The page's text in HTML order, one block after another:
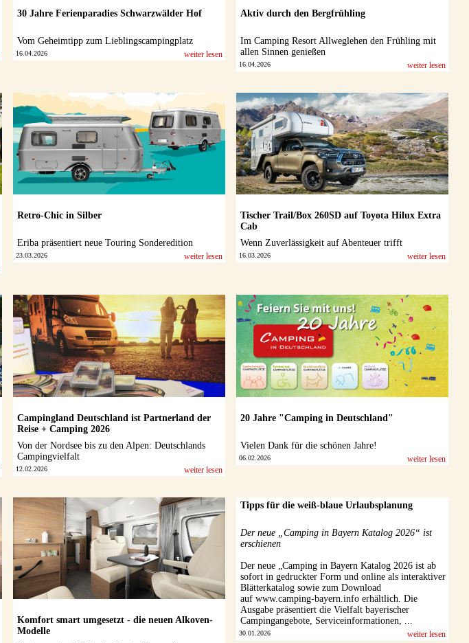
30 Jahre Ferienparadies Schwarzwälder Hof
Vom Geheimtipp zum Lieblingscampingplatz
16.04.2026 weiter lesen
Aktiv durch den Bergfrühling
Im Camping Resort Allweglehen den Frühling mit
allen Sinnen genießen
16.04.2026 weiter lesen
Retro-Chic in Silber
Eriba präsentiert neue Touring Sonderedition
23.03.2026 weiter lesen
Tischer Trail/Box 260SD auf Toyota Hilux Extra
Cab
Wenn Zuverlässigkeit auf Abenteuer trifft
16.03.2026 weiter lesen
Campingland Deutschland ist Partnerland der
Reise + Camping 2026
Von der Nordsee bis zu den Alpen: Deutschlands
Campingvielfalt
12.02.2026 weiter lesen
20 Jahre "Camping in Deutschland"
Vielen Dank für die schönen Jahre!
06.02.2026 weiter lesen
Komfort smart umgesetzt - die neuen Alkoven-
Modelle
Tipps für die weiß-blaue Urlaubsplanung
Der neue „Camping in Bayern Katalog 2026“ ist
erschienen
Der neue „Camping in Bayern Katalog 2026 ist ab
sofort in gedruckter Form und online als interaktiver
Blätterkatalog sowie zum Download
auf www.camping-bayern.info erhältlich. Die
Ausgabe präsentiert die Vielfalt bayerischer
Campingangebote, Serviceinformationen, ...
30.01.2026 weiter lesen